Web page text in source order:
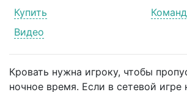
Купить
Видео
Кровать нужна игроку, чтобы
ночное время. Если в сетевой игре